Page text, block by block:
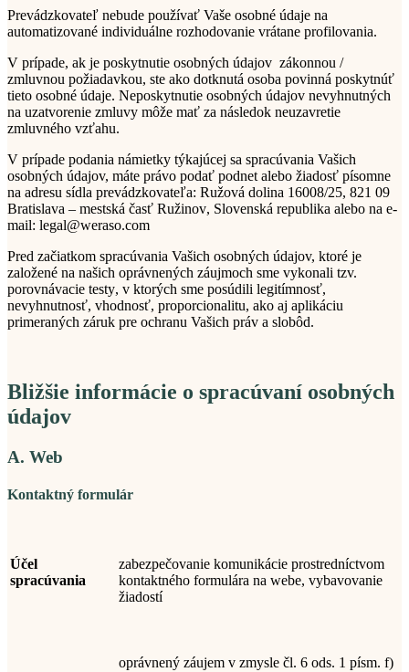
Prevádzkovateľ nebude používať Vaše osobné údaje na
automatizované individuálne rozhodovanie vrátane profilovania.
V prípade, ak je poskytnutie osobných údajov zákonnou /
zmluvnou požiadavkou, ste ako dotknutá osoba povinná poskytnúť
tieto osobné údaje. Neposkytnutie osobných údajov nevyhnutných
na uzatvorenie zmluvy môže mať za následok neuzavretie
zmluvného vzťahu.
V prípade podania námietky týkajúcej sa spracúvania Vašich
osobných údajov, máte právo podať podnet alebo žiadosť písomne
na adresu sídla prevádzkovateľa: Ružová dolina 16008/25, 821 09
Bratislava – mestská časť Ružinov, Slovenská republika alebo na e-
mail: legal@weraso.com
Pred začiatkom spracúvania Vašich osobných údajov, ktoré je
založené na našich oprávnených záujmoch sme vykonali tzv.
porovnávacie testy, v ktorých sme posúdili legitímnosť,
nevyhnutnosť, vhodnosť, proporcionalitu, ako aj aplikáciu
primeraných záruk pre ochranu Vašich práv a slobôd.
Bližšie informácie o spracúvaní osobných
údajov
A. Web
Kontaktný formulár
Účel
spracúvania
zabezpečovanie komunikácie prostredníctvom
kontaktného formulára na webe, vybavovanie
žiadostí
oprávnený záujem v zmysle čl. 6 ods. 1 písm. f)